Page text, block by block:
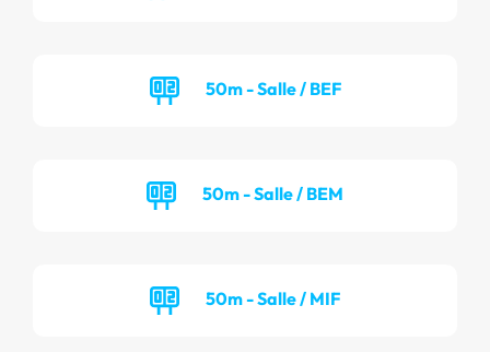
50m - Salle / BEF
50m - Salle / BEM
50m - Salle / MIF